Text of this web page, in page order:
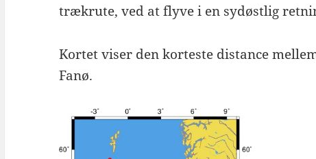
trækrute, ved at flyve i en sydøstlig
Kortet viser den korteste distance
Fanø.